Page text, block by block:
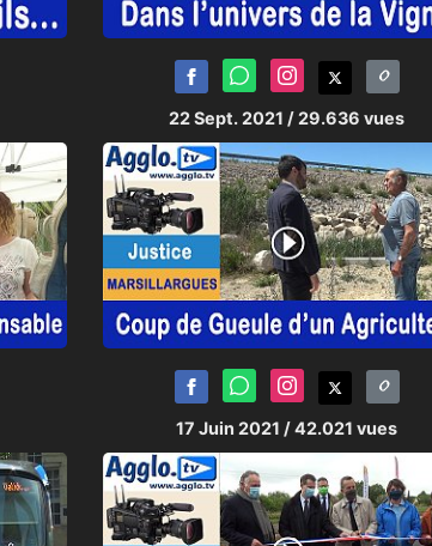
22 Sept. 2021 / 29.636 vues
17 Juin 2021 / 42.021 vues